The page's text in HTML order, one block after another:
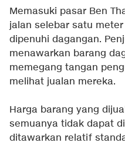
Memasuki pasar Ben
jalan selebar satu
dipenuhi dagangan.
menawarkan barang
memegang tangan
melihat jualan mereka.
Harga barang yang
semuanya tidak dapat
ditawarkan relatif